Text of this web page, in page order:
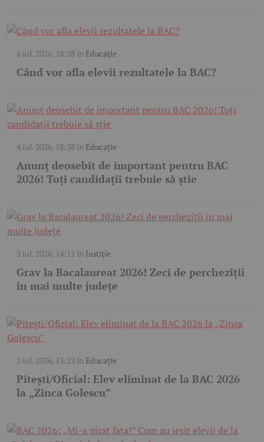
6 iul. 2026, 18:28în Educație
Când vor afla elevii rezultatele la BAC?
4 iul. 2026, 18:38în Educație
Anunț deosebit de important pentru BAC
2026! Toți candidații trebuie să știe
3 iul. 2026, 14:15 în Justiție
Grav la Bacalaureat 2026! Zeci de percheziții
în mai multe județe
2 iul. 2026, 13:22 în Educație
Pitești/Oficial: Elev eliminat de la BAC 2026
la „Zinca Golescu”